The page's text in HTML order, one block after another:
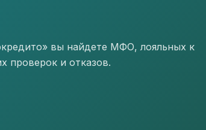
вы найдете МФО, лояльных к
проверок и отказов.